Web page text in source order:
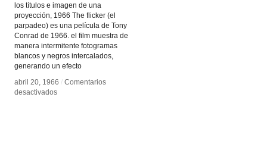
los títulos e imagen de una
proyección, 1966 The flicker (el
parpadeo) es una película de Tony
Conrad de 1966. el film muestra de
manera intermitente fotogramas
blancos y negros intercalados,
generando un efecto
abril 20, 1966 / Comentarios
desactivadosen
abril 20, 1966 / Comentarios
desactivadosen